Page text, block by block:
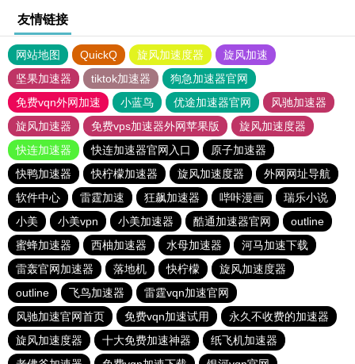
友情链接
网站地图 QuickQ 旋风加速度器
旋风加速
坚果加速器
tiktok加速器
狗急加速器官网
免费vqn外网加速
小蓝鸟 优途加速器官网
风驰加速器
旋风加速器
免费vps加速器外网苹果版
旋风加速度器
快连加速器
快连加速器官网入口
原子加速器
快鸭加速器
快柠檬加速器 旋风加速度器
外网网址导航
软件中心
雷霆加速 狂飙加速器 哔咔漫画
瑞乐小说
小美
小美vpn 小美加速器 酷通加速器官网
outline
蜜蜂加速器
西柚加速器 水母加速器
河马加速下载
雷轰官网加速器
落地机 快柠檬
旋风加速度器
outline
飞鸟加速器
雷霆vqn加速官网
风驰加速官网首页
免费vqn加速试用
永久不收费的加速器
旋风加速度器
十大免费加速神器
纸飞机加速器